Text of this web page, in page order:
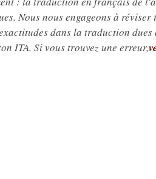
Nous nous engageons à
dans la traduction
ITA. Si vous trouvez une erreur,